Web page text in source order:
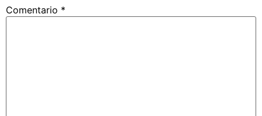
Comentario *